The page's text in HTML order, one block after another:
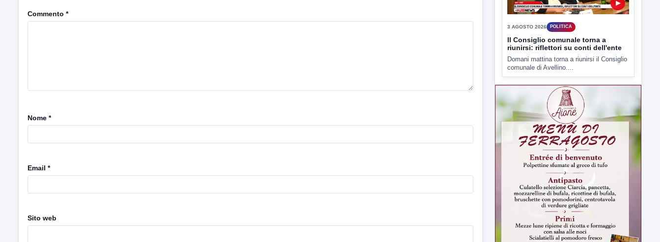
Commento *
Nome *
Email *
Sito web
▶
3 AGOSTO 2026 POLITICA
Il Consiglio comunale torna a
riunirsi: riflettori su conti dell'ente
Domani mattina torna a riunirsi il Consiglio
comunale di Avellino....